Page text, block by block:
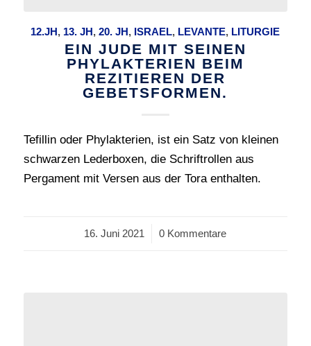
12.JH, 13. JH,20. JH, ISRAEL, LEVANTE, LITURGIE
EIN JUDE MIT SEINEN
PHYLAKTERIEN BEIM
REZITIEREN DER
GEBETSFORMEN.
Tefillin oder Phylakterien, ist ein Satz von kleinen
schwarzen Lederboxen, die Schriftrollen aus
Pergament mit Versen aus der Tora enthalten.
16. Juni 2021
/ 0 Kommentare